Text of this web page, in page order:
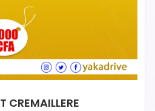
CREMAILLERE